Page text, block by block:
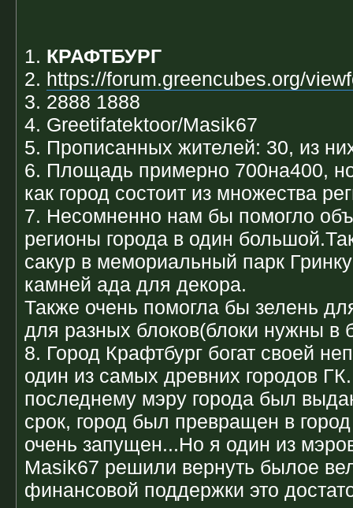
1. КРАФТБУРГ
2. https://forum.greencubes.org/
3. 2888 1888
4. Greetifatektoor/Masik67
5. Прописанных жителей: 30, из
6. Площадь примерно 700на400, но
как город состоит из множества
7. Несомненно нам бы помогло
регионы города в один
сакур в мемориальный парк
камней ада для декора.
Также очень помогла бы зелень
для разных блоков(блоки нужны в
8. Город Крафтбург богат своей
один из самых древних городов
последнему мэру города был
срок, город был превращен в
очень запущен...Но я один из
Masik67 решили вернуть былое
финансовой поддержки это